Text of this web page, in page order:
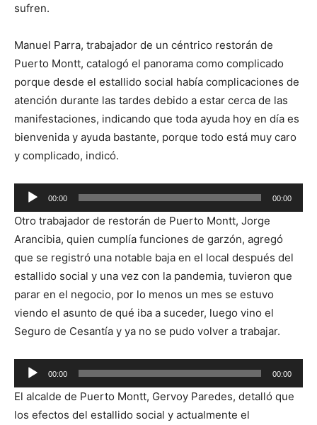
sufren.
Manuel Parra, trabajador de un céntrico restorán de
Puerto Montt, catalogó el panorama como complicado
porque desde el estallido social había complicaciones de
atención durante las tardes debido a estar cerca de las
manifestaciones, indicando que toda ayuda hoy en día es
bienvenida y ayuda bastante, porque todo está muy caro
y complicado, indicó.
Reproductor
de
audio
00:00 00:00
Otro trabajador de restorán de Puerto Montt, Jorge
Arancibia, quien cumplía funciones de garzón, agregó
que se registró una notable baja en el local después del
estallido social y una vez con la pandemia, tuvieron que
parar en el negocio, por lo menos un mes se estuvo
viendo el asunto de qué iba a suceder, luego vino el
Seguro de Cesantía y ya no se pudo volver a trabajar.
Reproductor
de
audio
00:00 00:00
El alcalde de Puerto Montt, Gervoy Paredes, detalló que
los efectos del estallido social y actualmente el